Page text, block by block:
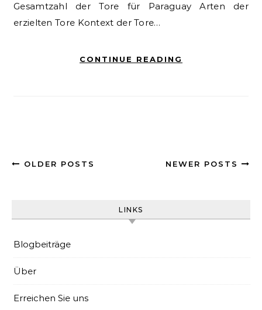
Gesamtzahl der Tore für Paraguay Arten der
erzielten Tore Kontext der Tore…
CONTINUE READING
OLDER POSTS NEWER POSTS
LINKS
Blogbeiträge
Über
Erreichen Sie uns